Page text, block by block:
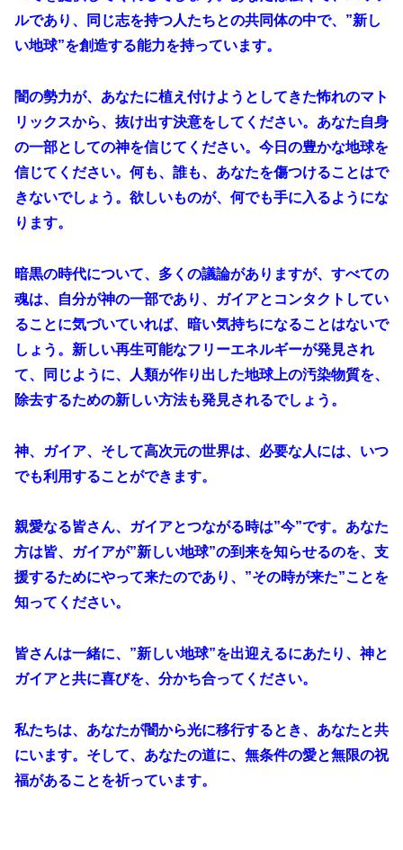
ルであり、同じ志を持つ人たちとの共同体の中で、”新し
い地球”を創造する能力を持っています。
闇の勢力が、あなたに植え付けようとしてきた怖れのマト
リックスから、抜け出す決意をしてください。あなた自身
の一部としての神を信じてください。今日の豊かな地球を
信じてください。何も、誰も、あなたを傷つけることはで
きないでしょう。欲しいものが、何でも手に入るようにな
ります。
暗黒の時代について、多くの議論がありますが、すべての
魂は、自分が神の一部であり、ガイアとコンタクトしてい
ることに気づいていれば、暗い気持ちになることはないで
しょう。新しい再生可能なフリーエネルギーが発見され
て、同じように、人類が作り出した地球上の汚染物質を、
除去するための新しい方法も発見されるでしょう。
神、ガイア、そして高次元の世界は、必要な人には、いつ
でも利用することができます。
親愛なる皆さん、ガイアとつながる時は”今”です。あなた
方は皆、ガイアが”新しい地球”の到来を知らせるのを、支
援するためにやって来たのであり、”その時が来た”ことを
知ってください。
皆さんは一緒に、”新しい地球”を出迎えるにあたり、神と
ガイアと共に喜びを、分かち合ってください。
私たちは、あなたが闇から光に移行するとき、あなたと共
にいます。そして、あなたの道に、無条件の愛と無限の祝
福があることを祈っています。